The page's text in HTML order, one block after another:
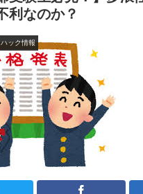
利なのか？
ック情報